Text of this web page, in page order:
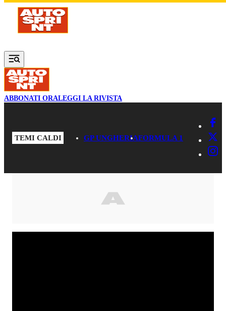
Vai al contenuto principale
ABBONATI ORALEGGI LA RIVISTA
TEMI CALDI GP UNGHERIAFORMULA 1